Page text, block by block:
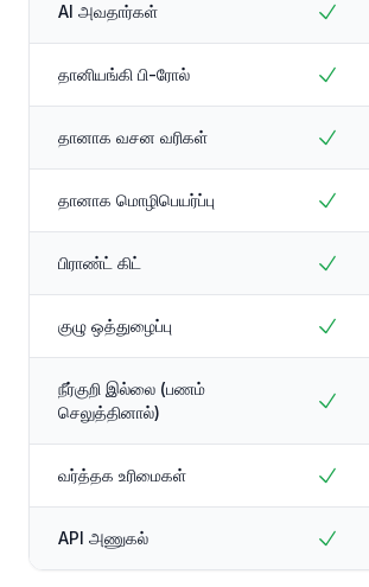
AI அவதார்கள்
தானியங்கி பி-ரோல்
தானாக வசன வரிகள்
தானாக மொழிபெயர்ப்பு
பிராண்ட் கிட்
குழு ஒத்துழைப்பு
நீர்குறி இல்லை (பணம்
செலுத்தினால்)
வர்த்தக உரிமைகள்
API அணுகல்